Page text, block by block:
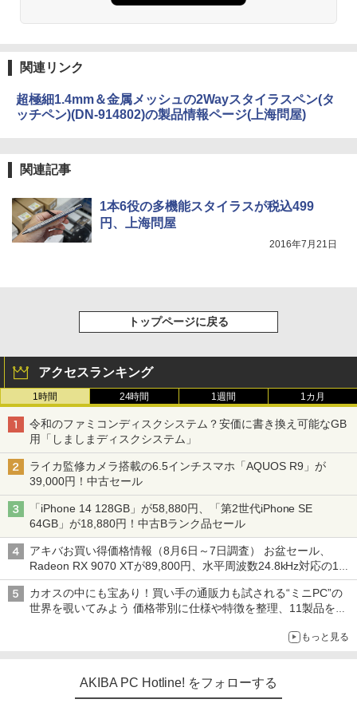
関連リンク
超極細1.4mm＆金属メッシュの2Wayスタイラスペン(タ
ッチペン)(DN-914802)の製品情報ページ(上海問屋)
関連記事
1本6役の多機能スタイラスが税込499
円、上海問屋
2016年7月21日
トップページに戻る
アクセスランキング
1時間 24時間 1週間 1カ月
令和のファミコンディスクシステム？安価に書き換え可能なGB
用「しましまディスクシステム」
ライカ監修カメラ搭載の6.5インチスマホ「AQUOS R9」が
39,000円！中古セール
「iPhone 14 128GB」が58,880円、「第2世代iPhone SE
64GB」が18,880円！中古Bランク品セール
アキバお買い得価格情報（8月6日～7日調査） お盆セール、
Radeon RX 9070 XTが89,800円、水平周波数24.8kHz対応の17
型モニターが9,801円、暑さ指数連動セール ほか
カオスの中にも宝あり！買い手の通販力も試される“ミニPC”の
世界を覗いてみよう 価格帯別に仕様や特徴を整理、11製品をピ
もっと見る
AKIBA PC Hotline! をフォローする